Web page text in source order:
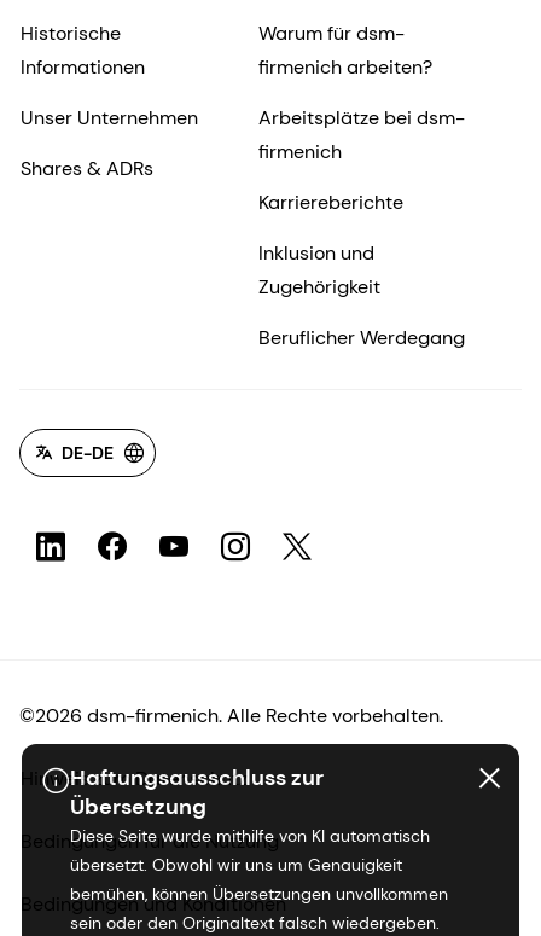
Haftungsausschluss zur
Übersetzung
Diese Seite wurde mithilfe von KI automatisch
übersetzt. Obwohl wir uns um Genauigkeit
bemühen, können Übersetzungen unvollkommen
sein oder den Originaltext falsch wiedergeben.
Historische
Informationen
Unser Unternehmen
Shares & ADRs
Warum für dsm-
firmenich arbeiten?
Arbeitsplätze bei dsm-
firmenich
Karriereberichte
Inklusion und
Zugehörigkeit
Beruflicher Werdegang
DE-DE
©2026 dsm-firmenich. Alle Rechte vorbehalten.
Hinweis zum Datenschutz
Bedingungen für die Nutzung
Bedingungen und Konditionen